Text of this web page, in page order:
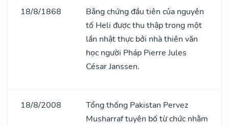
18/8/1868
Bằng chứng đầu tiên của nguyên
tố Heli được thu thập trong một
lần nhật thực bởi nhà thiên văn
học người Pháp Pierre Jules
César Janssen.
18/8/2008
Tổng thống Pakistan Pervez
Musharraf tuyên bố từ chức nhằm